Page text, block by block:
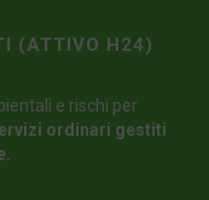
(ATTIVO H24)
e rischi per
ordinari gestiti